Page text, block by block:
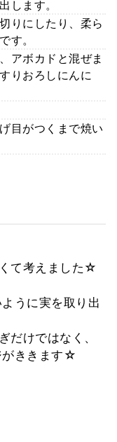
します。
りにしたり、柔ら
す。
アボカドと混ぜま
りおろしにんに
目がつくまで焼い
て考えました☆
うに実を取り出
だけではなく、
がききます☆